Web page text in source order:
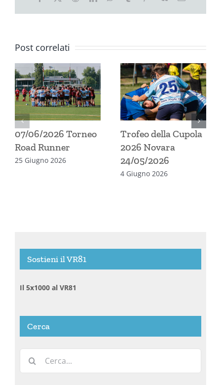
Post correlati
07/06/2026 Torneo
Road Runner
25 Giugno 2026
Trofeo della Cupola
2026 Novara
24/05/2026
4 Giugno 2026
Sostieni il VR81
Il 5x1000 al VR81
Cerca
per: